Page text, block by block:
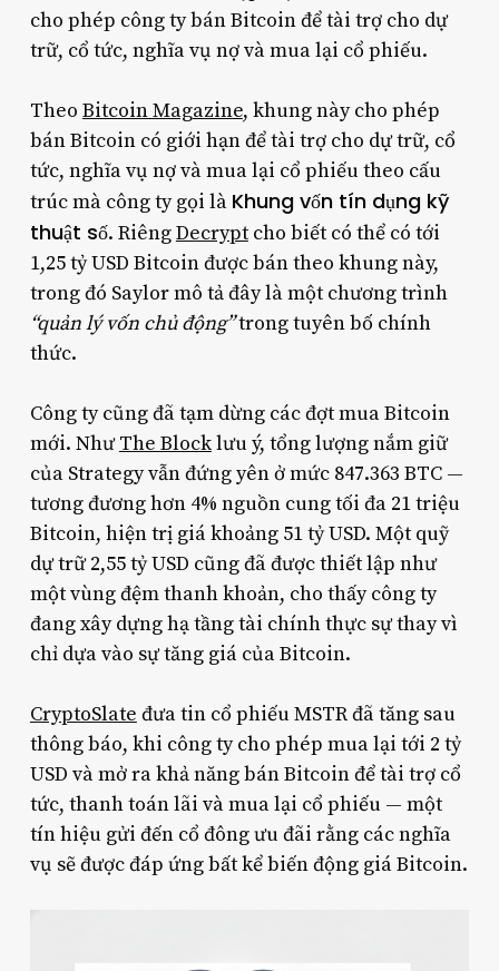
cho phép công ty bán Bitcoin để tài trợ cho dự
trữ, cổ tức, nghĩa vụ nợ và mua lại cổ phiếu.
Theo Bitcoin Magazine, khung này cho phép
bán Bitcoin có giới hạn để tài trợ cho dự trữ, cổ
tức, nghĩa vụ nợ và mua lại cổ phiếu theo cấu
trúc mà công ty gọi là Khung vốn tín dụng kỹ
thuật số. RiêngDecryptcho biết có thể có tới
1,25 tỷ USD Bitcoin được bán theo khung này,
trong đó Saylor mô tả đây là một chương trình
“quản lý vốn chủ động”trong tuyên bố chính
thức.
Công ty cũng đã tạm dừng các đợt mua Bitcoin
mới. NhưThe Blocklưu ý, tổng lượng nắm giữ
của Strategy vẫn đứng yên ở mức 847.363 BTC —
tương đương hơn 4% nguồn cung tối đa 21 triệu
Bitcoin, hiện trị giá khoảng 51 tỷ USD. Một quỹ
dự trữ 2,55 tỷ USD cũng đã được thiết lập như
một vùng đệm thanh khoản, cho thấy công ty
đang xây dựng hạ tầng tài chính thực sự thay vì
chỉ dựa vào sự tăng giá của Bitcoin.
CryptoSlate đưa tin cổ phiếu MSTR đã tăng sau
thông báo, khi công ty cho phép mua lại tới 2 tỷ
USD và mở ra khả năng bán Bitcoin để tài trợ cổ
tức, thanh toán lãi và mua lại cổ phiếu — một
tín hiệu gửi đến cổ đông ưu đãi rằng các nghĩa
vụ sẽ được đáp ứng bất kể biến động giá Bitcoin.